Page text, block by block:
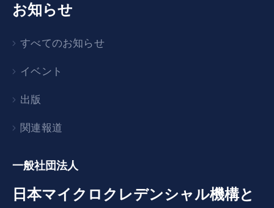
お知らせ
すべてのお知らせ
イベント
出版
関連報道
一般社団法人
日本マイクロクレデンシャル機構と